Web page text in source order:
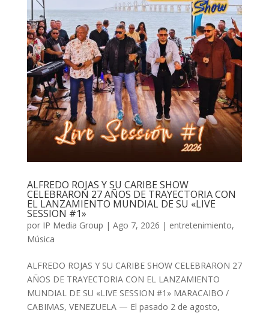
ALFREDO ROJAS Y SU CARIBE SHOW
CELEBRARON 27 AÑOS DE TRAYECTORIA CON
EL LANZAMIENTO MUNDIAL DE SU «LIVE
SESSION #1»
por IP Media Group | Ago 7, 2026 | entretenimiento,
Música
ALFREDO ROJAS Y SU CARIBE SHOW CELEBRARON 27
AÑOS DE TRAYECTORIA CON EL LANZAMIENTO
MUNDIAL DE SU «LIVE SESSION #1» MARACAIBO /
CABIMAS, VENEZUELA — El pasado 2 de agosto,